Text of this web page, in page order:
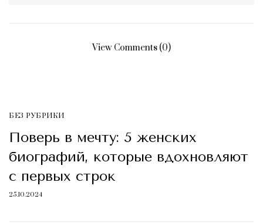
View Comments (0)
БЕЗ РУБРИКИ
Поверь в мечту: 5 женских
биографий, которые вдохновляют
с первых строк
25.10.2024